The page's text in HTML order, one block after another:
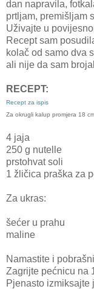
dan napravila,
prtljam, premišljam
Uživajte u
Recept sam
kolač od samo dva
ali nije da sam
RECEPT:
Recept za ispis
Za okrugli kalup promjera 18
4 jaja
250 g nutelle
prstohvat soli
1 žličica praška za
Za ukras:
šećer u prahu
maline
Namastite i
Zagrijte pećnicu na
Pjenasto